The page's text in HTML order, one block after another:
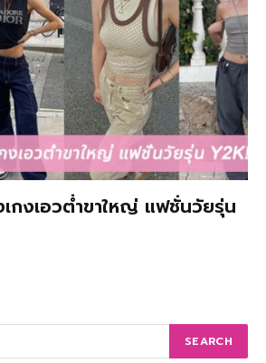
กงเอวต่ำขาใหญ่ แฟชั่นวัยรุ่น